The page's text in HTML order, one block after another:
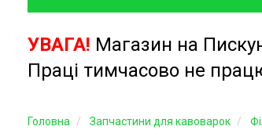
УВАГА! Магазин на
Праці тимчасово не
Головна Запчастини для кавоварок